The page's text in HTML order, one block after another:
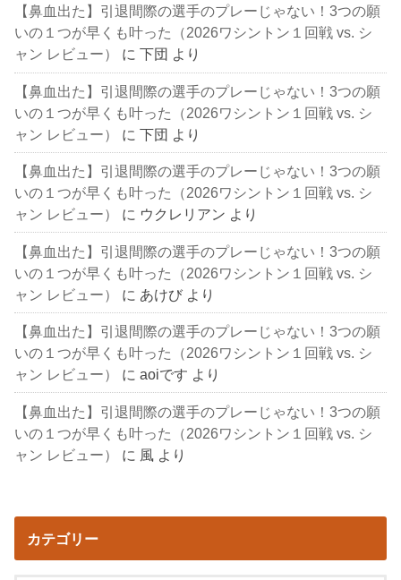
【鼻血出た】引退間際の選手のプレーじゃない！3つの願
いの１つが早くも叶った（2026ワシントン１回戦 vs. シ
ャン レビュー）
に下団 より
【鼻血出た】引退間際の選手のプレーじゃない！3つの願
いの１つが早くも叶った（2026ワシントン１回戦 vs. シ
ャン レビュー）
に下団 より
【鼻血出た】引退間際の選手のプレーじゃない！3つの願
いの１つが早くも叶った（2026ワシントン１回戦 vs. シ
ャン レビュー）
に ウクレリアン より
【鼻血出た】引退間際の選手のプレーじゃない！3つの願
いの１つが早くも叶った（2026ワシントン１回戦 vs. シ
ャン レビュー）
に あけび より
【鼻血出た】引退間際の選手のプレーじゃない！3つの願
いの１つが早くも叶った（2026ワシントン１回戦 vs. シ
ャン レビュー）
にaoiです より
【鼻血出た】引退間際の選手のプレーじゃない！3つの願
いの１つが早くも叶った（2026ワシントン１回戦 vs. シ
ャン レビュー）
に 風 より
カテゴリー